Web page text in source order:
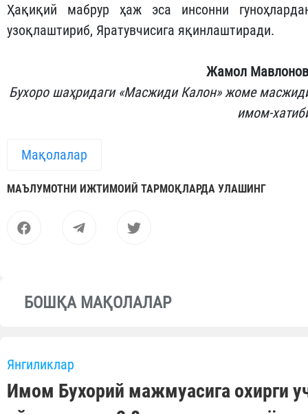
Ҳақиқий мабрур ҳаж эса инсонни
узоқлаштириб, Яратувчисига яқинлаштиради.
Жамол
Бухоро шаҳридаги «Масжиди Калон» жоме
имом-
Мақолалар
МАЪЛУМОТНИ ИЖТИМОИЙ ТАРМОҚЛАРДА УЛАШИНГ
БОШҚА МАҚОЛАЛАР
Янгиликлар
Имом Бухорий мажмуасига охирги